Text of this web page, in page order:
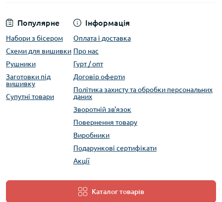
Популярне
Набори з бісером
Схеми для вишивки
Рушники
Заготовки під
вишивку
Супутні товари
Інформація
Оплата і доставка
Про нас
Гурт / опт
Договір оферти
Політика захисту та обробки персональних
даних
Зворотній зв'язок
Повернення товару
Виробники
Подарункові сертифікати
Акції
Каталог товарів